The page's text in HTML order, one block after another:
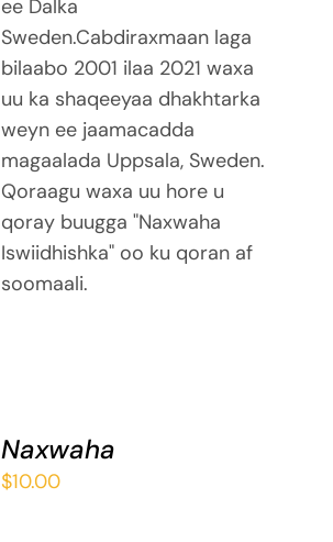
ee Dalka
Sweden.Cabdiraxmaan laga
bilaabo 2001 ilaa 2021 waxa
uu ka shaqeeyaa dhakhtarka
weyn ee jaamacadda
magaalada Uppsala, Sweden.
Qoraagu waxa uu hore u
qoray buugga "Naxwaha
Iswiidhishka" oo ku qoran af
soomaali.
Naxwaha
$10.00